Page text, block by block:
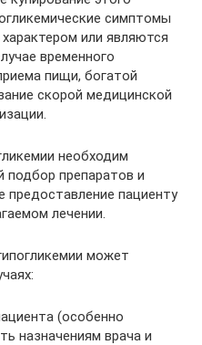
симптомы
или являются
временного
пищи, богатой
скорой медицинской
необходим
препаратов и
пациенту
лечении.
может
(особенно
назначениям врача и